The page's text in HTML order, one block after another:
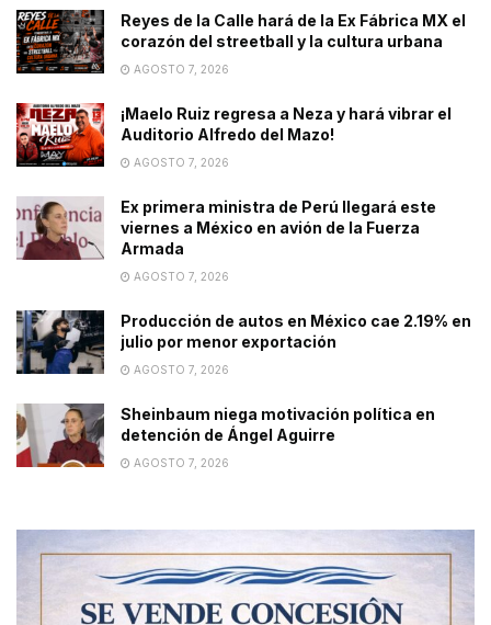
Reyes de la Calle hará de la Ex Fábrica MX el
corazón del streetball y la cultura urbana
AGOSTO 7, 2026
¡Maelo Ruiz regresa a Neza y hará vibrar el
Auditorio Alfredo del Mazo!
AGOSTO 7, 2026
Ex primera ministra de Perú llegará este
viernes a México en avión de la Fuerza
Armada
AGOSTO 7, 2026
Producción de autos en México cae 2.19% en
julio por menor exportación
AGOSTO 7, 2026
Sheinbaum niega motivación política en
detención de Ángel Aguirre
AGOSTO 7, 2026